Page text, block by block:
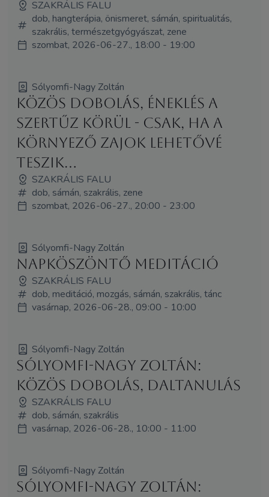
SZAKRÁLIS FALU
dob, hangterápia, önismeret, sámán, spiritualitás,
szakrális, természetgyógyászat, zene
szombat, 2026-06-27., 18:00 - 19:00
Sólyomfi-Nagy Zoltán
Közös dobolás, éneklés a
Szertűz körül - csak, ha a
környező zajok lehetővé
teszik...
SZAKRÁLIS FALU
dob, sámán, szakrális, zene
szombat, 2026-06-27., 20:00 - 23:00
Sólyomfi-Nagy Zoltán
Napköszöntő meditáció
SZAKRÁLIS FALU
dob, meditáció, mozgás, sámán, szakrális, tánc
vasárnap, 2026-06-28., 09:00 - 10:00
Sólyomfi-Nagy Zoltán
Sólyomfi-Nagy Zoltán:
Közös dobolás, daltanulás
SZAKRÁLIS FALU
dob, sámán, szakrális
vasárnap, 2026-06-28., 10:00 - 11:00
Sólyomfi-Nagy Zoltán
Sólyomfi-Nagy Zoltán: